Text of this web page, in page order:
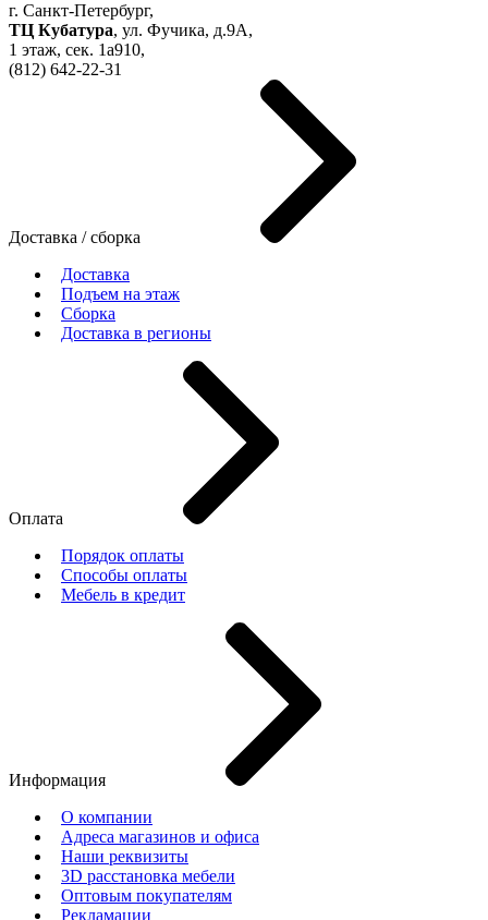
г. Санкт-Петербург,
ТЦ Кубатура, ул. Фучика, д.9А,
1 этаж, сек. 1a910,
(812) 642-22-31
Доставка / сборка
Доставка
Подъем на этаж
Сборка
Доставка в регионы
Оплата
Порядок оплаты
Способы оплаты
Мебель в кредит
Информация
О компании
Адреса магазинов и офиса
Наши реквизиты
3D расстановка мебели
Оптовым покупателям
Рекламации